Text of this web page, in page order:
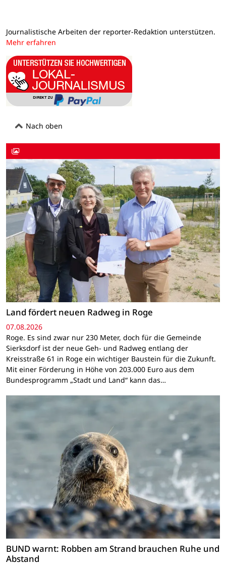
Journalistische Arbeiten der reporter-Redaktion unterstützen.
Mehr erfahren
Nach oben
Land fördert neuen Radweg in Roge
07.08.2026
Roge. Es sind zwar nur 230 Meter, doch für die Gemeinde
Sierksdorf ist der neue Geh- und Radweg entlang der
Kreisstraße 61 in Roge ein wichtiger Baustein für die Zukunft.
Mit einer Förderung in Höhe von 203.000 Euro aus dem
Bundesprogramm „Stadt und Land“ kann das…
BUND warnt: Robben am Strand brauchen Ruhe und
Abstand